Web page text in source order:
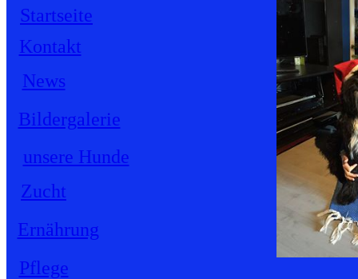
Startseite
Kontakt
News
Bildergalerie
unsere Hunde
Zucht
Ernährung
Pflege